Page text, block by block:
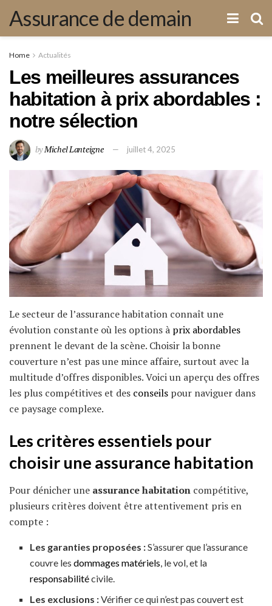
Assurance de demain
Home Actualités
Les meilleures assurances
habitation à prix abordables :
notre sélection
byMichel Lanteigne juillet 4, 2025
Le secteur de l’assurance habitation connaît une
évolution constante où les options à prix abordables
prennent le devant de la scène. Choisir la bonne
couverture n’est pas une mince affaire, surtout avec la
multitude d’offres disponibles. Voici un aperçu des offres
les plus compétitives et des conseils pour naviguer dans
ce paysage complexe.
Les critères essentiels pour
choisir une assurance habitation
Pour dénicher une assurance habitation compétitive,
plusieurs critères doivent être attentivement pris en
compte :
Les garanties proposées :S’assurer que l’assurance
couvre lesdommages matériels, le vol, et la
responsabilitécivile.
Les exclusions :Vérifier ce qui n’est pas couvert est